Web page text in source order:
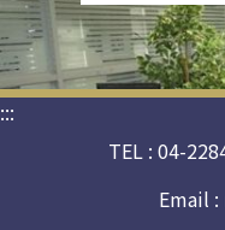
:::
TEL : 04-
Email :